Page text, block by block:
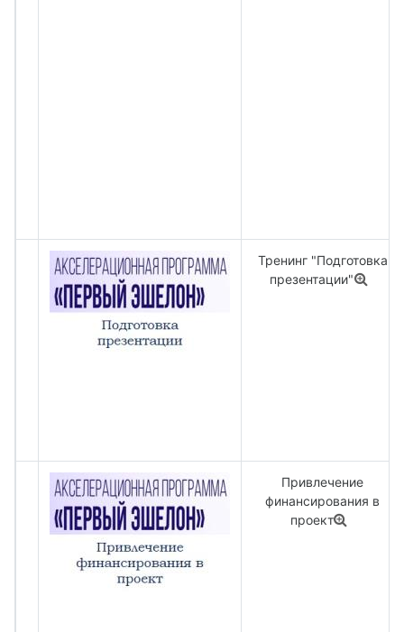
Тренинг "Подготовка
презентации"
Привлечение
финансирования в
проект